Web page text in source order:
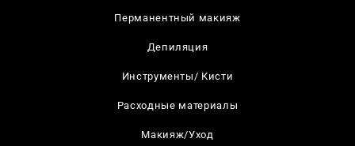
Перманентный макияж
Депиляция
Инструменты/ Кисти
Расходные материалы
Макияж/Уход